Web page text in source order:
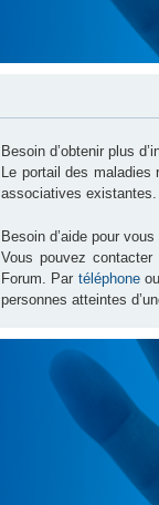
Besoin d’obtenir plus
Le portail des maladies
associatives existantes.
Besoin d’aide pour
Vous pouvez contacter
Forum. Par téléphone
personnes atteintes